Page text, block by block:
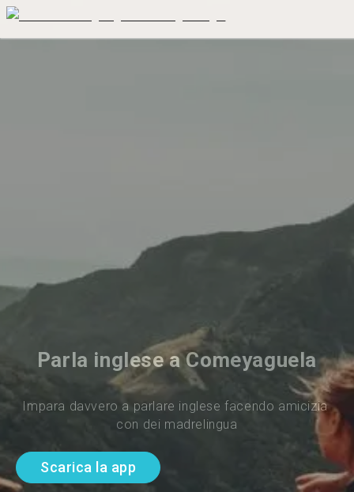
Parla inglese a Comeyaguela
Impara davvero a parlare inglese facendo amicizia
con dei madrelingua
Scarica la app